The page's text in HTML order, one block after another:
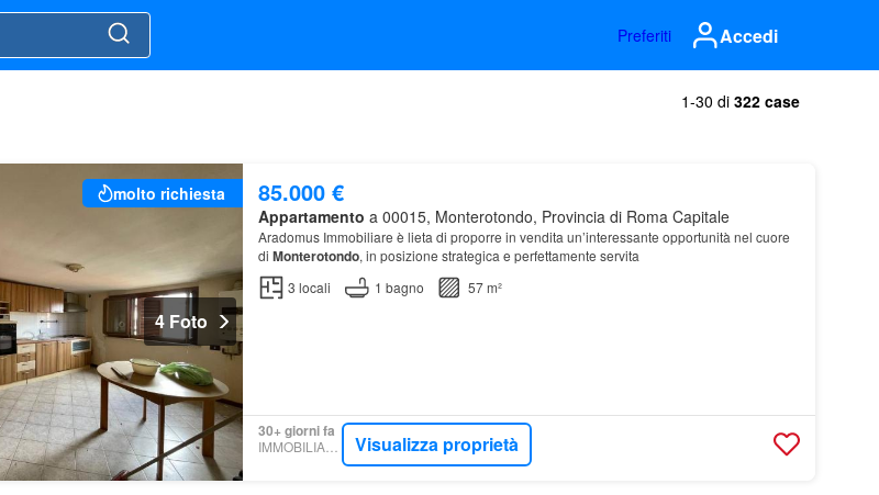
Preferiti Accedi
1-30 di 322 case
molto richiesta
4 Foto
85.000 €
Appartamento a 00015, Monterotondo, Provincia di Roma Capitale
Aradomus Immobiliare è lieta di proporre in vendita un’interessante opportunità nel cuore
di Monterotondo, in posizione strategica e perfettamente servita
3 locali 1 bagno 57 m²
30+ giorni fa
IMMOBILIARE.IT Visualizza proprietà